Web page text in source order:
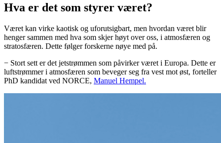
Hva er det som styrer været?
Været kan virke kaotisk og uforutsigbart, men hvordan været blir
henger sammen med hva som skjer høyt over oss, i atmosfæren og
stratosfæren. Dette følger forskerne nøye med på.
− Stort sett er det jetstrømmen som påvirker været i Europa. Dette er
luftstrømmer i atmosfæren som beveger seg fra vest mot øst, forteller
PhD kandidat ved NORCE, Manuel Hempel.